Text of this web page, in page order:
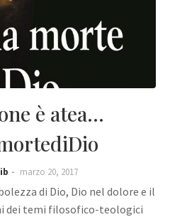
è atea...
marzo 20, 2017
di Dio, Dio nel dolore e il
dei temi filosofico-teologici